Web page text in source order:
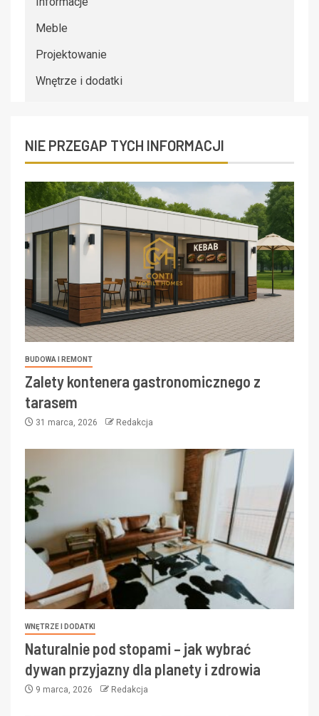
Meble
Projektowanie
Wnętrze i dodatki
NIE PRZEGAP TYCH INFORMACJI
BUDOWA I REMONT
Zalety kontenera gastronomicznego z
tarasem
31 marca, 2026 Redakcja
WNĘTRZE I DODATKI
Naturalnie pod stopami – jak wybrać
dywan przyjazny dla planety i zdrowia
9 marca, 2026 Redakcja